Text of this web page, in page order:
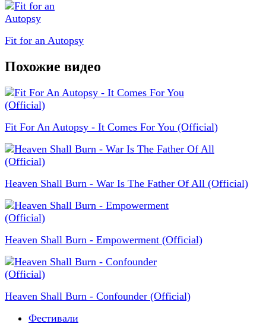
Fit for an Autopsy
Похожие видео
Fit For An Autopsy - It Comes For You (Official)
Heaven Shall Burn - War Is The Father Of All (Official)
Heaven Shall Burn - Empowerment (Official)
Heaven Shall Burn - Confounder (Official)
Фестивали